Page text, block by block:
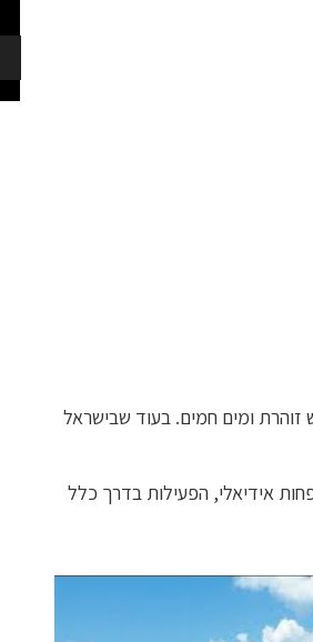
28 מעלות, שמש זוהרת ומים חמים. בעוד שבישראל
אידיאלי, הפעילות בדרך כלל